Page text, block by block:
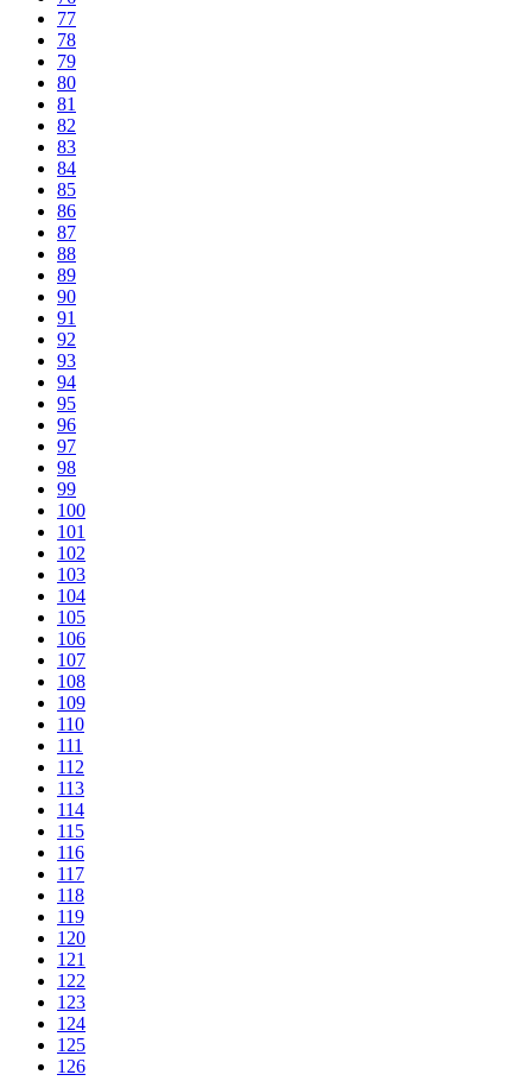
77
78
79
80
81
82
83
84
85
86
87
88
89
90
91
92
93
94
95
96
97
98
99
100
101
102
103
104
105
106
107
108
109
110
111
112
113
114
115
116
117
118
119
120
121
122
123
124
125
126